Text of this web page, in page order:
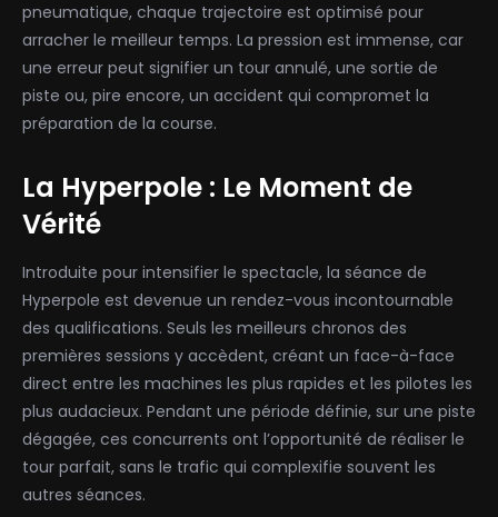
pneumatique, chaque trajectoire est optimisé pour
arracher le meilleur temps. La pression est immense, car
une erreur peut signifier un tour annulé, une sortie de
piste ou, pire encore, un accident qui compromet la
préparation de la course.
La Hyperpole : Le Moment de
Vérité
Introduite pour intensifier le spectacle, la séance de
Hyperpole est devenue un rendez-vous incontournable
des qualifications. Seuls les meilleurs chronos des
premières sessions y accèdent, créant un face-à-face
direct entre les machines les plus rapides et les pilotes les
plus audacieux. Pendant une période définie, sur une piste
dégagée, ces concurrents ont l’opportunité de réaliser le
tour parfait, sans le trafic qui complexifie souvent les
autres séances.